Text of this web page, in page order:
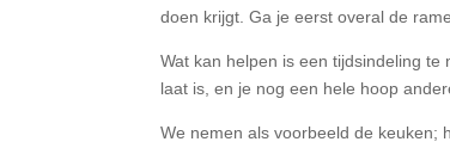
doen krijgt. Ga je eerst overal de
Wat kan helpen is een tijdsindeling
laat is, en je nog een hele hoop
We nemen als voorbeeld de keuken;